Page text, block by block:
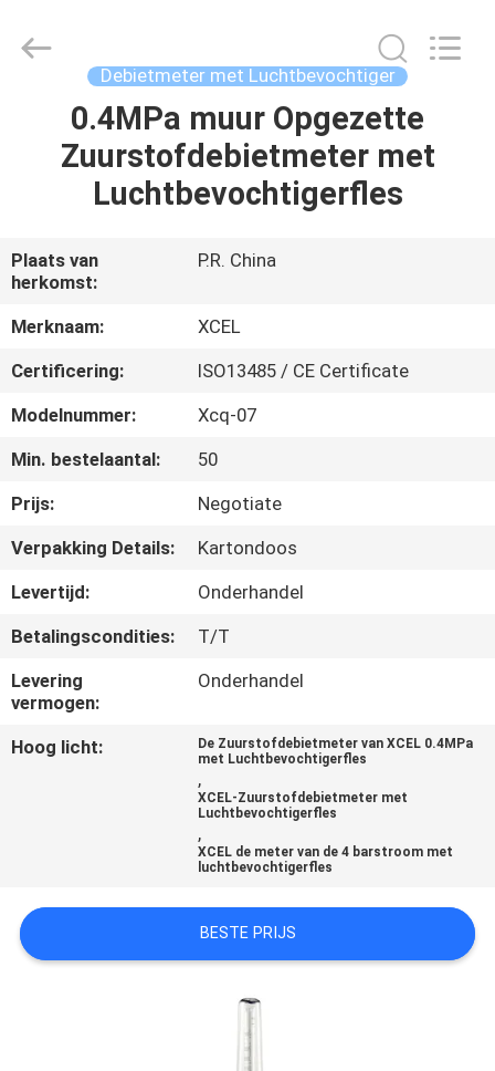
PRODUCTEN
ONGEVEER
ONS
FABRIEKSREIS
CONTACTEER
ONS
OM
EEN
POLICY
Ltd..
Debietmeter met Luchtbevochtiger
0.4MPa muur Opgezette
Zuurstofdebietmeter met
Luchtbevochtigerfles
Plaats van
herkomst:
P.R. China
Merknaam:
XCEL
Certificering:
ISO13485 / CE Certificate
Modelnummer:
Xcq-07
Min. bestelaantal:
50
Prijs:
Negotiate
Verpakking Details:
Kartondoos
Levertijd:
Onderhandel
Betalingscondities:
T/T
Levering
vermogen:
Onderhandel
Hoog licht:
De Zuurstofdebietmeter van XCEL 0.4MPa
met Luchtbevochtigerfles
,
XCEL-Zuurstofdebietmeter met
Luchtbevochtigerfles
,
XCEL de meter van de 4 barstroom met
luchtbevochtigerfles
BESTE PRIJS